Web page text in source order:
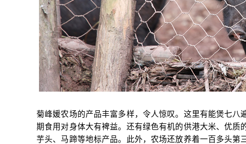
菊峰媛农场的产品丰富多样，令人惊叹。这里有能煲七八
期食用对身体大有裨益。还有绿色有机的供港大米、优质
芋头、马蹄等地标产品。此外，农场还放养着一百多头第